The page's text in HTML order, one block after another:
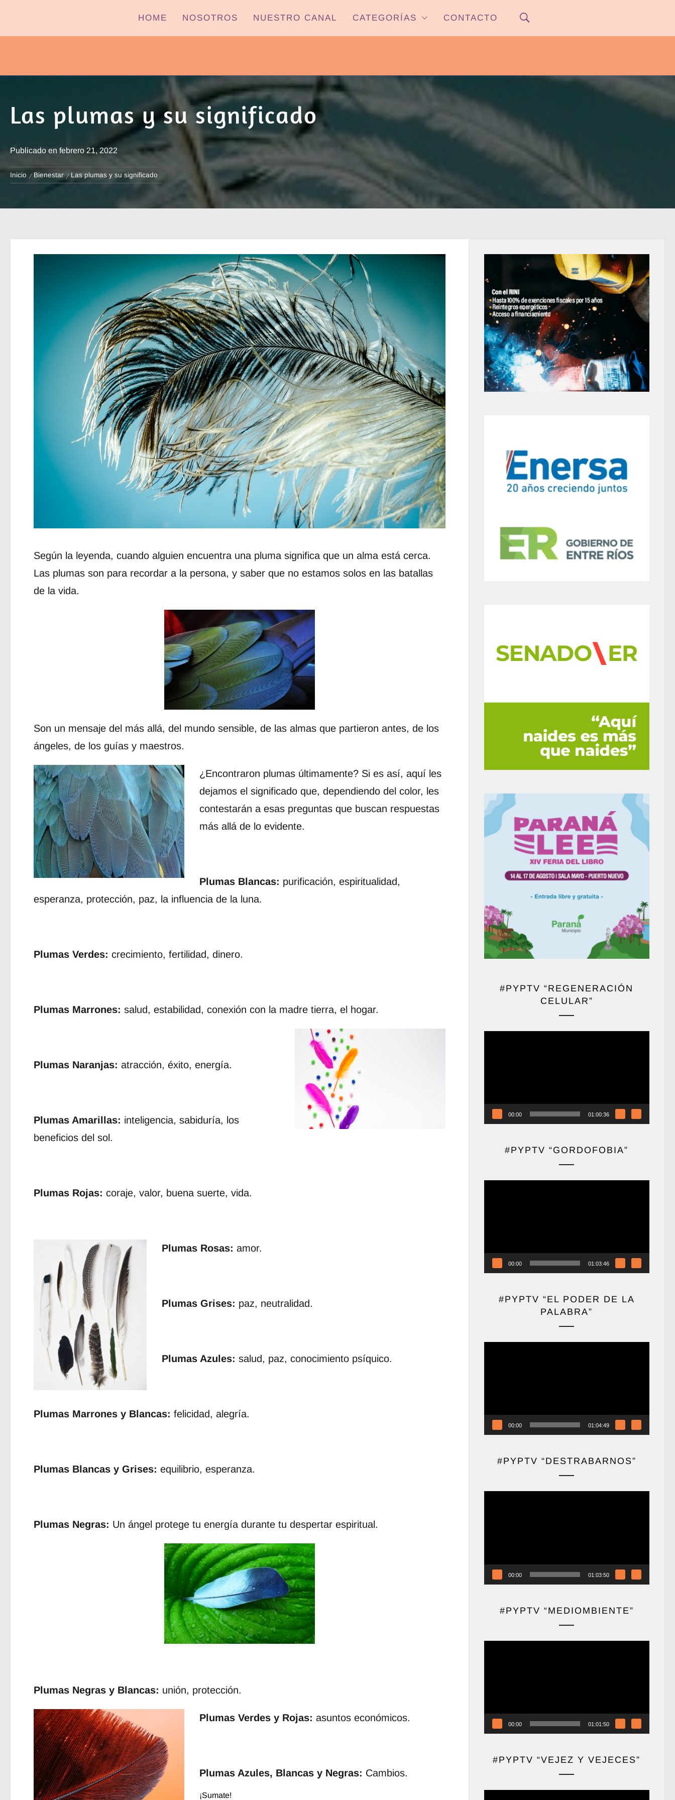
HOME NOSOTROS NUESTRO CANAL CATEGORÍAS CONTACTO
PYP NEWS
Las plumas y su significado
Publicado en febrero 21, 2022
Inicio Bienestar Las plumas y su significado
Según la leyenda, cuando alguien encuentra una pluma significa que un alma está cerca.
Las plumas son para recordar a la persona, y saber que no estamos solos en las batallas
de la vida.
Son un mensaje del más allá, del mundo sensible, de las almas que partieron antes, de los
ángeles, de los guías y maestros.
¿Encontraron plumas últimamente? Si es así, aquí les
dejamos el significado que, dependiendo del color, les
contestarán a esas preguntas que buscan respuestas
más allá de lo evidente.
Plumas Blancas: purificación, espiritualidad,
esperanza, protección, paz, la influencia de la luna.
Plumas Verdes: crecimiento, fertilidad, dinero.
Plumas Marrones: salud, estabilidad, conexión con la madre tierra, el hogar.
Plumas Naranjas: atracción, éxito, energía.
Plumas Amarillas: inteligencia, sabiduría, los
beneficios del sol.
Plumas Rojas: coraje, valor, buena suerte, vida.
Plumas Rosas: amor.
Plumas Grises: paz, neutralidad.
Plumas Azules: salud, paz, conocimiento psíquico.
Plumas Marrones y Blancas: felicidad, alegría.
Plumas Blancas y Grises: equilibrio, esperanza.
Plumas Negras: Un ángel protege tu energía durante tu despertar espiritual.
Plumas Negras y Blancas: unión, protección.
Plumas Verdes y Rojas: asuntos económicos.
Plumas Azules, Blancas y Negras: Cambios.
¡Sumate!
#PYPTV “REGENERACIÓN
CELULAR”
00:00 01:00:36
#PYPTV “GORDOFOBIA”
00:00 01:03:46
#PYPTV “EL PODER DE LA
PALABRA”
00:00 01:04:49
#PYPTV “DESTRABARNOS”
00:00 01:03:50
#PYPTV “MEDIOMBIENTE”
00:00 01:01:50
#PYPTV “VEJEZ Y VEJECES”